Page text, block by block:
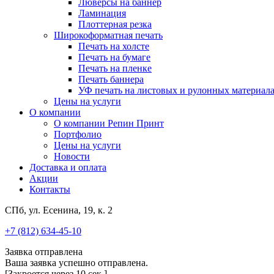
Ламинация
Плоттерная резка
Широкоформатная печать
Печать на холсте
Печать на бумаге
Печать на пленке
Печать баннера
УФ печать на листовых и рулонных
Цены на услуги
О компании
О компании Репин Принт
Портфолио
Цены на услуги
Новости
Доставка и оплата
Акции
Контакты
СПб, ул. Есенина, 19, к. 2
+7 (812) 634-45-10
Заявка отправлена
Ваша заявка успешно отправлена.